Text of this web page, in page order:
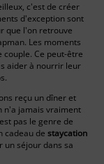
c'est de créer
d'exception sont
que l'on retrouve
Les moments
Ce peut-être
aider à nourrir leur
reçu un dîner et
n'a jamais vraiment
pas le genre de
cadeau de staycation
un séjour dans sa